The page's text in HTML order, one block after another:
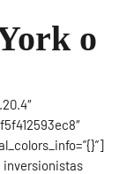
o
inversionistas